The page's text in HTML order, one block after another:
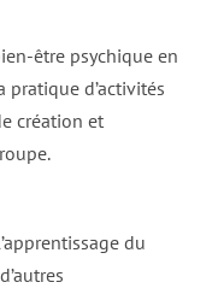
être psychique en
d’activités
création et
du